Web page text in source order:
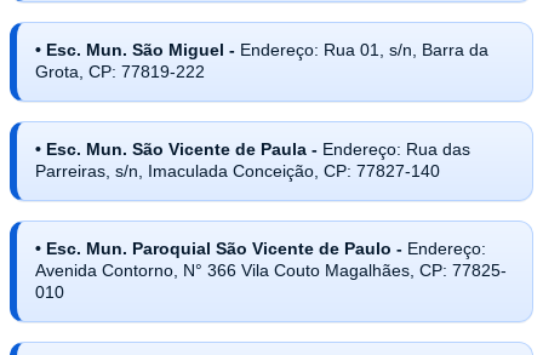
• Esc. Mun. São Miguel - Endereço: Rua 01, s/n, Barra da
Grota, CP: 77819-222
• Esc. Mun. São Vicente de Paula - Endereço: Rua das
Parreiras, s/n, Imaculada Conceição, CP: 77827-140
• Esc. Mun. Paroquial São Vicente de Paulo - Endereço:
Avenida Contorno, N° 366 Vila Couto Magalhães, CP: 77825-
010